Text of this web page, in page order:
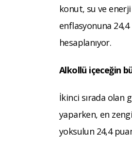
konut, su ve
enflasyonuna
hesaplanıyor.
Alkollü içeceğin
İkinci sırada olan
yaparken, en
yoksulun 24,4